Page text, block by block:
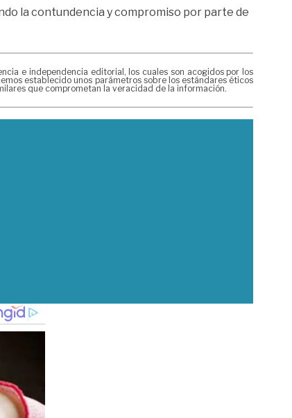
la contundencia y compromiso por parte de
e independencia editorial, los cuales son acogidos por los
establecido unos parámetros sobre los estándares éticos
que comprometan la veracidad de la información.